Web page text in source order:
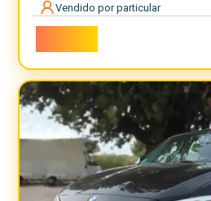
Vendido por particular